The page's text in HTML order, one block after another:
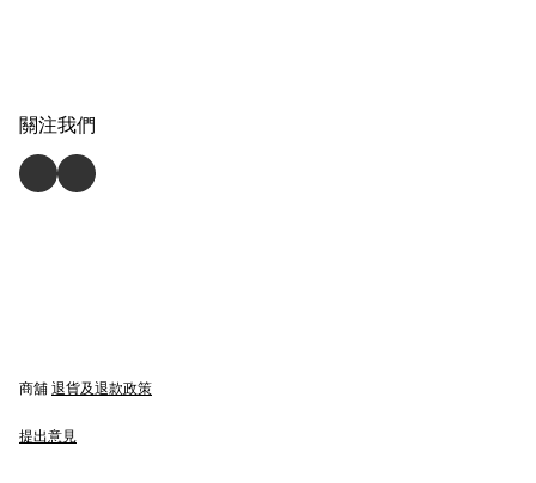
關注我們
商舖 退貨及退款政策
提出意見